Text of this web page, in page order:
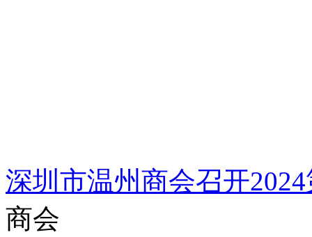
深圳市温州商会召开
商会